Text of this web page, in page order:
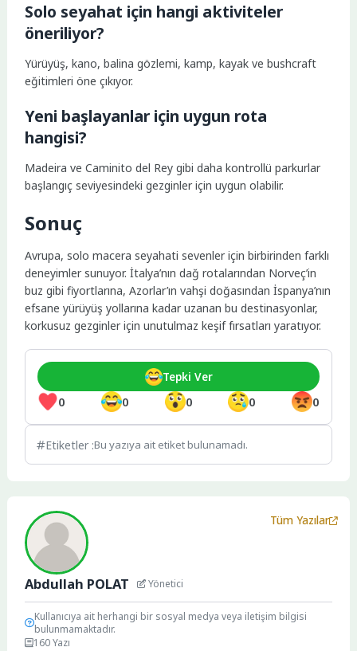
Solo seyahat için hangi aktiviteler
öneriliyor?
Yürüyüş, kano, balina gözlemi, kamp, kayak ve bushcraft
eğitimleri öne çıkıyor.
Yeni başlayanlar için uygun rota
hangisi?
Madeira ve Caminito del Rey gibi daha kontrollü parkurlar
başlangıç seviyesindeki gezginler için uygun olabilir.
Sonuç
Avrupa, solo macera seyahati sevenler için birbirinden farklı
deneyimler sunuyor. İtalya’nın dağ rotalarından Norveç’in
buz gibi fiyortlarına, Azorlar’ın vahşi doğasından İspanya’nın
efsane yürüyüş yollarına kadar uzanan bu destinasyonlar,
korkusuz gezginler için unutulmaz keşif fırsatları yaratıyor.
0 0 0 0 0
Tepki Ver
Etiketler :Bu yazıya ait etiket bulunamadı.
Abdullah POLAT Yönetici
Tüm Yazılar
Kullanıcıya ait herhangi bir sosyal medya veya iletişim bilgisi
bulunmamaktadır.
160 Yazı